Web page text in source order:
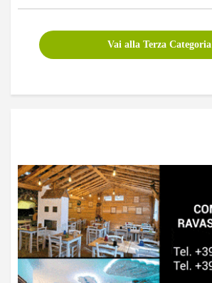
Vai alla Terza Categoria